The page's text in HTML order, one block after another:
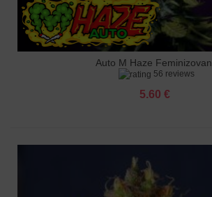
Auto M Haze
56 reviews
5.60 €